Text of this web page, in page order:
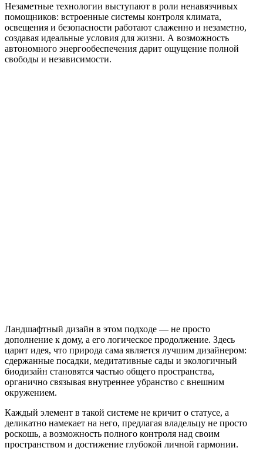
Незаметные технологии выступают в роли ненавязчивых
помощников: встроенные системы контроля климата,
освещения и безопасности работают слаженно и незаметно,
создавая идеальные условия для жизни. А возможность
автономного энергообеспечения дарит ощущение полной
свободы и независимости.
Ландшафтный дизайн в этом подходе — не просто
дополнение к дому, а его логическое продолжение. Здесь
царит идея, что природа сама является лучшим дизайнером:
сдержанные посадки, медитативные сады и экологичный
биодизайн становятся частью общего пространства,
органично связывая внутреннее убранство с внешним
окружением.
Каждый элемент в такой системе не кричит о статусе, а
деликатно намекает на него, предлагая владельцу не просто
роскошь, а возможность полного контроля над своим
пространством и достижение глубокой личной гармонии.